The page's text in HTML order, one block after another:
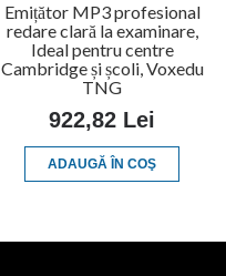
Emițător MP3 profesional
redare clară la examinare,
Ideal pentru centre
Cambridge și școli, Voxedu
TNG
922,82 Lei
ADAUGĂ ÎN COŞ